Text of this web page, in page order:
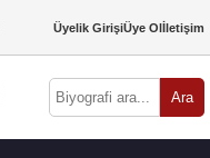
Üyelik GirişiÜye Olİletişim
Ara